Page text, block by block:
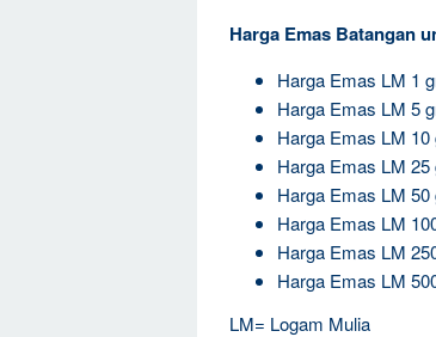
Harga Emas Batangan
Harga Emas LM 1
Harga Emas LM 5
Harga Emas LM
Harga Emas LM
Harga Emas LM
Harga Emas LM
Harga Emas LM
Harga Emas LM
LM= Logam Mulia